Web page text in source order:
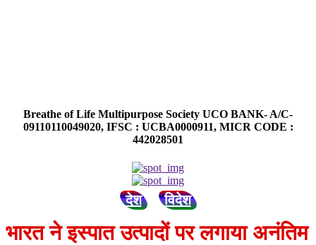
Breathe of Life Multipurpose Society UCO BANK- A/C-
09110110049020, IFSC : UCBA0000911, MICR CODE :
442028501
देश विदेश
भारत ने इस्पात उत्पादों पर लगाया अनंतिम